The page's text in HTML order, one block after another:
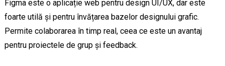
Figma este o aplicație web pentru design UI/UX, dar este
foarte utilă și pentru învățarea bazelor designului grafic.
Permite colaborarea în timp real, ceea ce este un avantaj
pentru proiectele de grup și feedback.